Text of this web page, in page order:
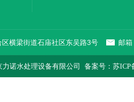
横梁街道石庙社区东吴路3号 邮
诺水处理设备有限公司 备案号：苏ICP